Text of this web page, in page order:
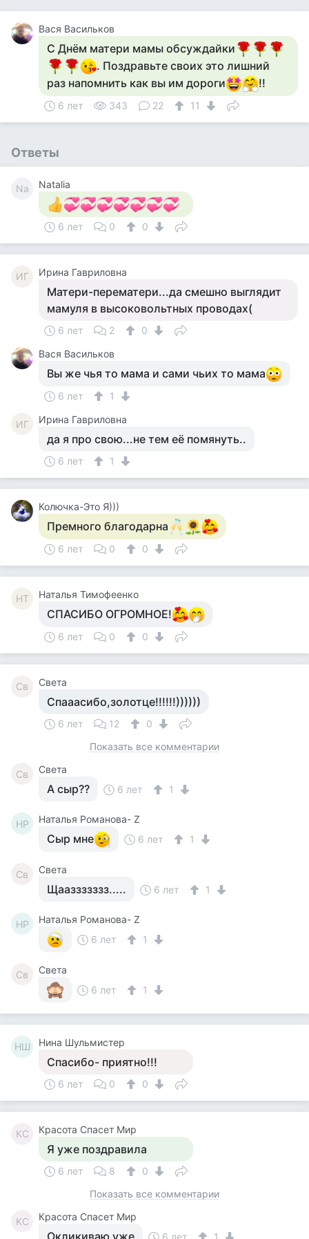
Вася Васильков
С Днём матери мамы обсуждайки
. Поздравьте своих это лишний
раз напомнить как вы им дороги
!!
6 лет 343 22 11
Ответы
Na Natalia
6 лет 0 0
ИГ Ирина Гавриловна
Матери-перематери...да смешно выглядит
мамуля в высоковольтных проводах(
6 лет 2
0
Вася Васильков
Вы же чья то мама и сами чьих то мама
6 лет 1
ИГ Ирина Гавриловна
да я про свою...не тем её помянуть..
6 лет 1
Колючка-Это Я)))
Премного благодарна
6 лет 0 0
НТ Наталья Тимофеенко
СПАСИБО ОГРОМНОЕ!
6 лет 0 0
Св Света
Спааасибо,золотце!!!!!!))))))
6 лет 12
0
Показать все комментарии
Св Света
А сыр?? 6 лет 1
НР Наталья Романова- Z
Сыр мне 6 лет 1
Св Света
Щааззззззз..... 6 лет 1
НР
Наталья Романова- Z
6 лет
1
Св
Света
6 лет
1
НШ Нина Шульмистер
Спасибо- приятно!!!
6 лет 0 0
КС Красота Спасет Мир
Я уже поздравила
6 лет 8
0
Показать все комментарии
КС Красота Спасет Мир
Окликиваю уже 6 лет 1